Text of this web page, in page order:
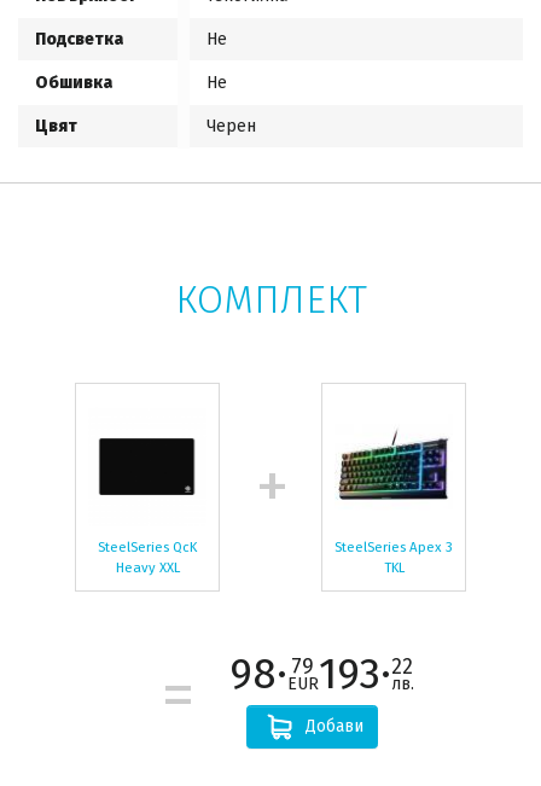
Подсветка Не
Обшивка Не
Цвят Черен
КОМПЛЕКТ
SteelSeries QcK
Heavy XXL
SteelSeries Apex 3
TKL
98· 79
EUR193·22
лв.
Добави